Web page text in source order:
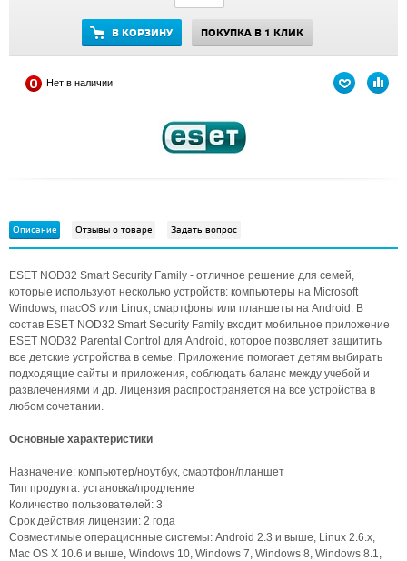
В КОРЗИНУ ПОКУПКА В 1 КЛИК
Нет в наличии
Описание Отзывы о товаре Задать вопрос
ESET NOD32 Smart Security Family - отличное решение для семей,
которые используют несколько устройств: компьютеры на Microsoft
Windows, macOS или Linux, смартфоны или планшеты на Android. В
состав ESET NOD32 Smart Security Family входит мобильное приложение
ESET NOD32 Parental Control для Android, которое позволяет защитить
все детские устройства в семье. Приложение помогает детям выбирать
подходящие сайты и приложения, соблюдать баланс между учебой и
развлечениями и др. Лицензия распространяется на все устройства в
любом сочетании.
Основные характеристики
Назначение: компьютер/ноутбук, смартфон/планшет
Тип продукта: установка/продление
Количество пользователей: 3
Срок действия лицензии: 2 года
Совместимые операционные системы: Android 2.3 и выше, Linux 2.6.x,
Mac OS X 10.6 и выше, Windows 10, Windows 7, Windows 8, Windows 8.1,